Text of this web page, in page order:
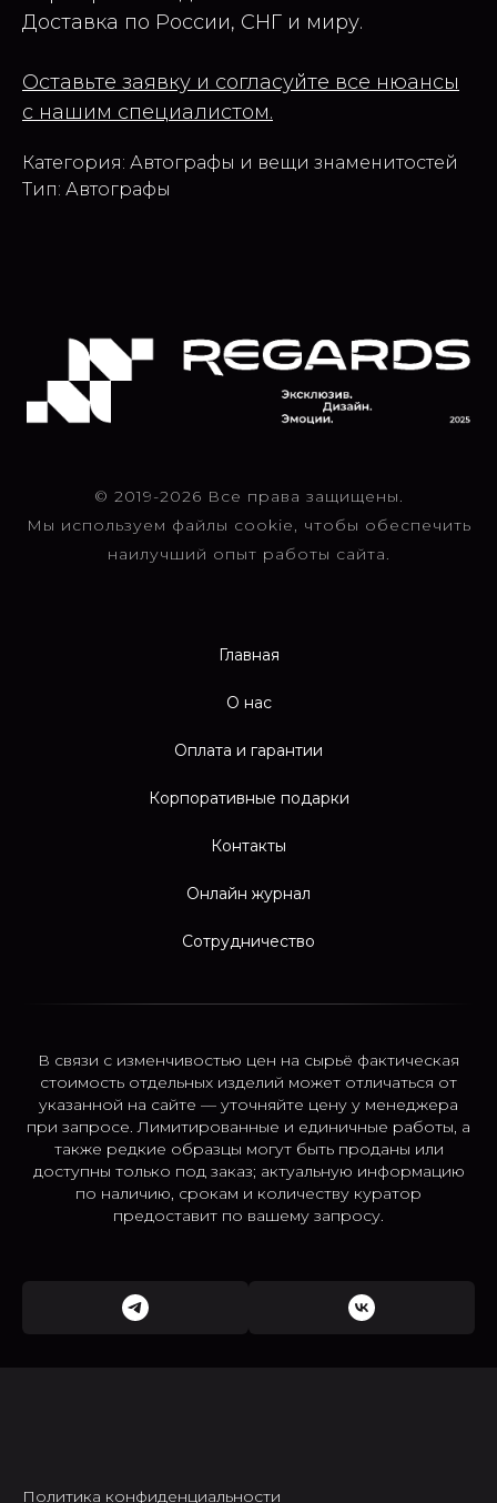
Доставка по России, СНГ и миру.
Оставьте заявку и согласуйте все нюансы
с нашим специалистом.
Категория: Автографы и вещи знаменитостей
Тип: Автографы
© 2019-2026 Все права защищены.
Мы используем файлы cookie, чтобы обеспечить
наилучший опыт работы сайта.
Главная
О нас
Оплата и гарантии
Корпоративные подарки
Контакты
Онлайн журнал
Сотрудничество
В связи с изменчивостью цен на сырьё фактическая
стоимость отдельных изделий может отличаться от
указанной на сайте — уточняйте цену у менеджера
при запросе. Лимитированные и единичные работы, а
также редкие образцы могут быть проданы или
доступны только под заказ; актуальную информацию
по наличию, срокам и количеству куратор
предоставит по вашему запросу.
Политика конфиденциальности